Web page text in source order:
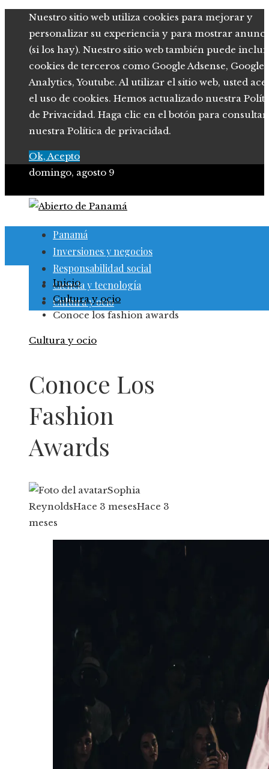
Nuestro sitio web utiliza cookies para mejorar y
personalizar su experiencia y para mostrar
(si los hay). Nuestro sitio web también puede
cookies de terceros como Google Adsense, Google
Analytics, Youtube. Al utilizar el sitio web, usted
el uso de cookies. Hemos actualizado nuestra
de Privacidad. Haga clic en el botón para consultar
nuestra Política de privacidad.
Ok, Acepto
domingo, agosto 9
Panamá
Inversiones y negocios
Responsabilidad social
Ciencia y tecnología
Cultura y ocio
Inicio
Cultura y ocio
Conoce los fashion awards
Cultura y ocio
Conoce Los
Fashion
Awards
Sophia
ReynoldsHace 3 mesesHace 3
meses